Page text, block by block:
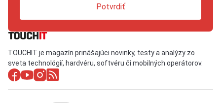
Potvrdiť
TOUCHIT je magazín prinášajúci novinky, testy a analýzy zo
sveta technológií, hardvéru, softvéru či mobilných operátorov.